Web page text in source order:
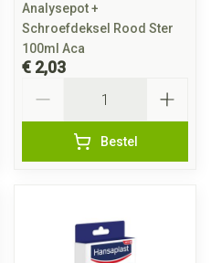
Analysepot +
Schroefdeksel Rood Ster
100ml Aca
€ 2,03
Bestel